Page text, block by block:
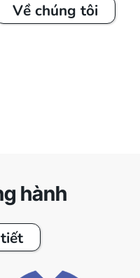
Về chúng tôi
hành